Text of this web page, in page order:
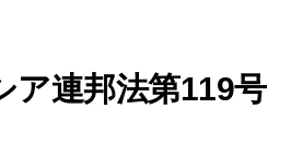
ア連邦法第119号